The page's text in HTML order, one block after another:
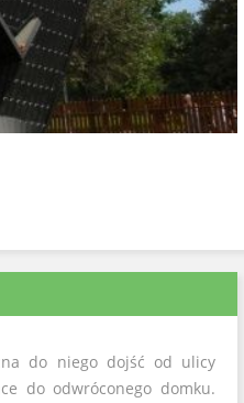
do niego dojść od ulicy
do odwróconego domku.